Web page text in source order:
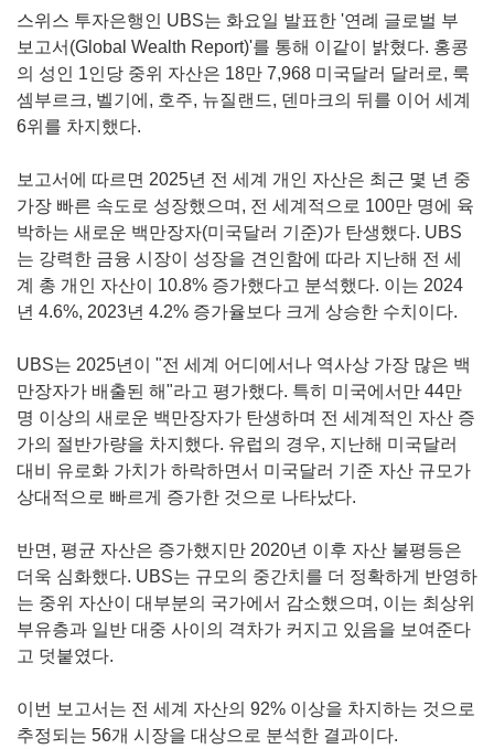
스위스 투자은행인 UBS는 화요일 발표한 '연례 글로벌 부
보고서(Global Wealth Report)'를 통해 이같이 밝혔다. 홍콩
의 성인 1인당 중위 자산은 18만 7,968 미국달러 달러로, 룩
셈부르크, 벨기에, 호주, 뉴질랜드, 덴마크의 뒤를 이어 세계
6위를 차지했다.
보고서에 따르면 2025년 전 세계 개인 자산은 최근 몇 년 중
가장 빠른 속도로 성장했으며, 전 세계적으로 100만 명에 육
박하는 새로운 백만장자(미국달러 기준)가 탄생했다. UBS
는 강력한 금융 시장이 성장을 견인함에 따라 지난해 전 세
계 총 개인 자산이 10.8% 증가했다고 분석했다. 이는 2024
년 4.6%, 2023년 4.2% 증가율보다 크게 상승한 수치이다.
UBS는 2025년이 "전 세계 어디에서나 역사상 가장 많은 백
만장자가 배출된 해"라고 평가했다. 특히 미국에서만 44만
명 이상의 새로운 백만장자가 탄생하며 전 세계적인 자산 증
가의 절반가량을 차지했다. 유럽의 경우, 지난해 미국달러
대비 유로화 가치가 하락하면서 미국달러 기준 자산 규모가
상대적으로 빠르게 증가한 것으로 나타났다.
반면, 평균 자산은 증가했지만 2020년 이후 자산 불평등은
더욱 심화했다. UBS는 규모의 중간치를 더 정확하게 반영하
는 중위 자산이 대부분의 국가에서 감소했으며, 이는 최상위
부유층과 일반 대중 사이의 격차가 커지고 있음을 보여준다
고 덧붙였다.
이번 보고서는 전 세계 자산의 92% 이상을 차지하는 것으로
추정되는 56개 시장을 대상으로 분석한 결과이다.